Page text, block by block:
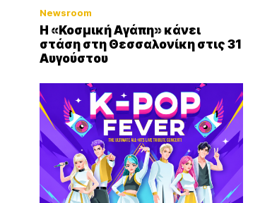
Newsroom
Η «Κοσμική Αγάπη» κάνει
στάση στη Θεσσαλονίκη στις 31
Αυγούστου